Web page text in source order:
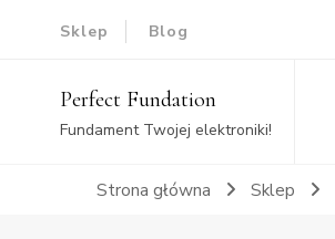
Sklep Blog
Perfect Fundation
Fundament Twojej elektroniki!
Strona główna Sklep